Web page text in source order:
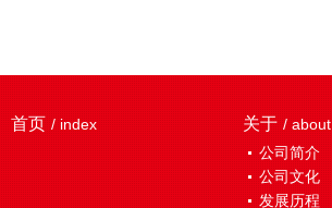
首页 / index 关于 / about
公司简介
公司文化
发展历程